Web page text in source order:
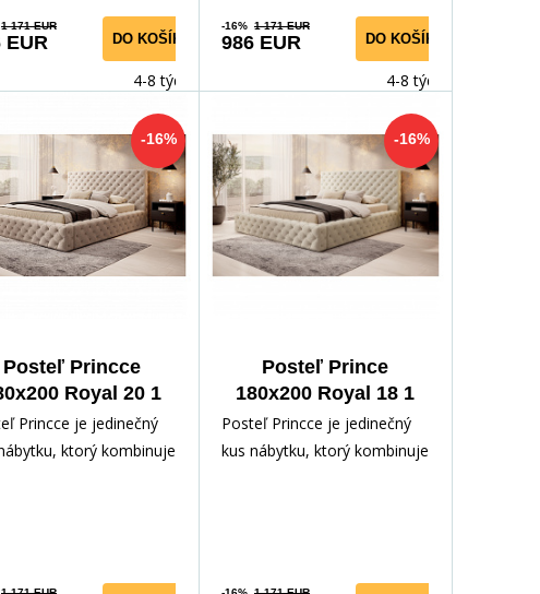
1 171 EUR
EUR DO KOŠÍKA
4-8 týdnů
-16% 1 171 EUR
986 EUR DO KOŠÍKA
4-8 týdnů
-16%
Posteľ Princce
Royal 20 1
Princce je jedinečný
ktorý kombinuje
-16%
Posteľ Prince
180x200 Royal 18 1
Posteľ Princce je jedinečný
kus nábytku, ktorý kombinuje